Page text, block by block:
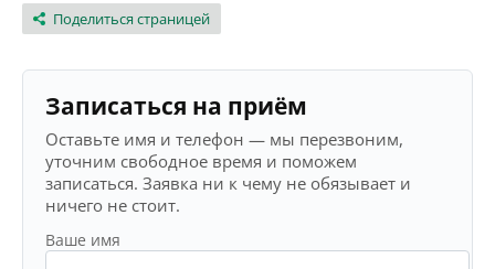
Поделиться страницей
Записаться на приём
Оставьте имя и телефон — мы перезвоним,
уточним свободное время и поможем
записаться. Заявка ни к чему не обязывает и
ничего не стоит.
Ваше имя